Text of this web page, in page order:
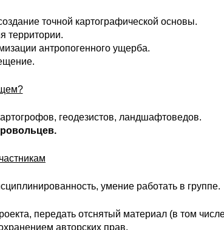
точной картографической основы.
территории.
антропогенного ущерба.
геодезистов, ландшафтоведов.
умение работать в группе.
передать отснятый материал (в том
авторских прав.